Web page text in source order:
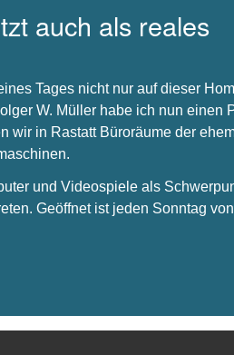
auch als reales
Tages nicht nur auf dieser
W. Müller habe ich nun einen
wir in Rastatt Büroräume der
und Videospiele als
Geöffnet ist jeden Sonntag